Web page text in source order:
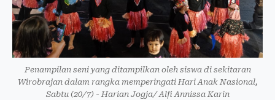
Penampilan seni yang ditampilkan oleh siswa di sekitaran
Wirobrajan dalam rangka memperingati Hari Anak Nasional,
Sabtu (20/7) - Harian Jogja/ Alfi Annissa Karin